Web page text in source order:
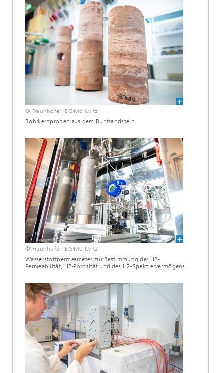
© Fraunhofer IEG/Mollwitz
Bohrkernproben aus dem Buntsandstein
© Fraunhofer IEG/Mollwitz
Wasserstoffpermeameter zur Bestimmung der H2-
Permeabilität, H2-Porosität und des H2-Speichervermögens.